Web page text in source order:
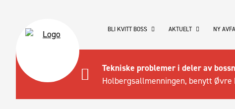
Tekniske problemer i deler av
Holbergsallmenningen, benytt
BLI KVITT BOSS AKTUELT NY